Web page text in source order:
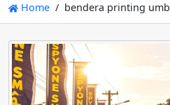
Home bendera printing